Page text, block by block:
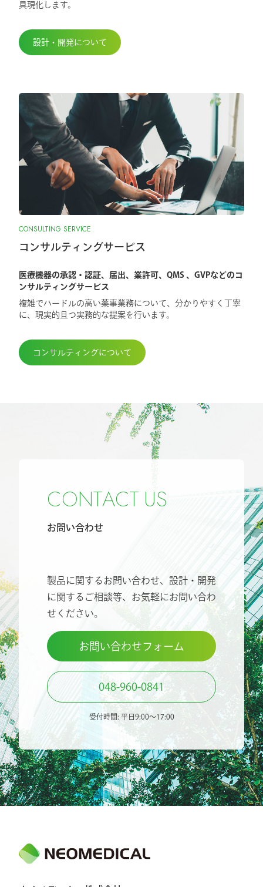
具現化します。
設計・開発について
CONSULTING SERVICE
コンサルティングサービス
医療機器の承認・認証、届出、業許可、QMS 、GVPなどのコ
ンサルティングサービス
複雑でハードルの高い薬事業務について、分かりやすく丁寧
に、現実的且つ実務的な提案を行います。
コンサルティングについて
CONTACT US
お問い合わせ
製品に関するお問い合わせ、設計・開発
に関するご相談等、 お気軽にお問い合わ
せください。
お問い合わせフォーム
048-960-0841
受付時間: 平日9:00〜17:00